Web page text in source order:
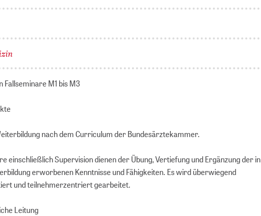
Fallseminare M1 bis M3
nach dem Curriculum der Bundesärztekammer.
einschließlich Supervision dienen der Übung, Vertiefung und Ergänzung der in
erworbenen Kenntnisse und Fähigkeiten. Es wird überwiegend
und teilnehmerzentriert gearbeitet.
Leitung